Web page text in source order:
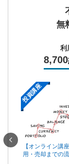
無
利
手は
投資講座
【オンライン講
用・売却までの